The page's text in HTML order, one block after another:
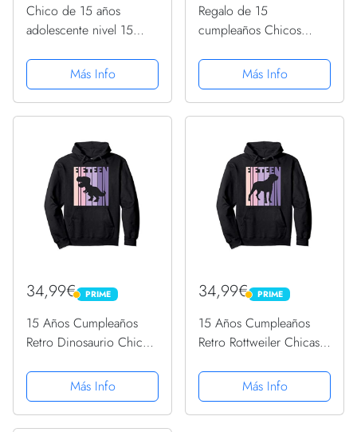
Chico de 15 años
adolescente nivel 15
Sudadera con Capucha
Más Info
Regalo de 15
cumpleaños Chicos
2006 Sudadera con
Capucha
Más Info
34,99€ PRIME
PRIME
15 Años Cumpleaños
Retro Dinosaurio Chicas
CapuchaMás Info
34,99€ PRIME
PRIME
15 Años Cumpleaños
Retro Rottweiler Chicas
CapuchaMás Info